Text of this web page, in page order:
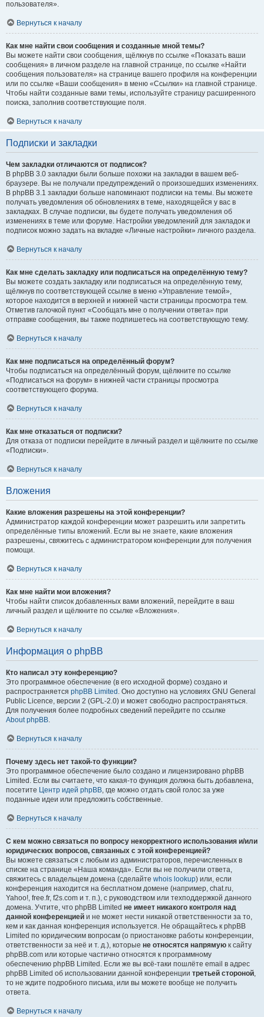
пользователя».
Вернуться к началу
Как мне найти свои сообщения и созданные мной темы?
Вы можете найти свои сообщения, щёлкнув по ссылке «Показать ваши
сообщения» в личном разделе на главной странице, по ссылке «Найти
сообщения пользователя» на странице вашего профиля на конференции
или по ссылке «Ваши сообщения» в меню «Ссылки» на главной странице.
Чтобы найти созданные вами темы, используйте страницу расширенного
поиска, заполнив соответствующие поля.
Вернуться к началу
Подписки и закладки
Чем закладки отличаются от подписок?
В phpBB 3.0 закладки были больше похожи на закладки в вашем веб-
браузере. Вы не получали предупреждений о произошедших изменениях.
В phpBB 3.1 закладки больше напоминают подписки на темы. Вы можете
получать уведомления об обновлениях в теме, находящейся у вас в
закладках. В случае подписки, вы будете получать уведомления об
изменениях в теме или форуме. Настройки уведомлений для закладок и
подписок можно задать на вкладке «Личные настройки» личного раздела.
Вернуться к началу
Как мне сделать закладку или подписаться на определённую тему?
Вы можете создать закладку или подписаться на определённую тему,
щёлкнув по соответствующей ссылке в меню «Управление темой»,
которое находится в верхней и нижней части страницы просмотра тем.
Отметив галочкой пункт «Сообщать мне о получении ответа» при
отправке сообщения, вы также подпишетесь на соответствующую тему.
Вернуться к началу
Как мне подписаться на определённый форум?
Чтобы подписаться на определённый форум, щёлкните по ссылке
«Подписаться на форум» в нижней части страницы просмотра
соответствующего форума.
Вернуться к началу
Как мне отказаться от подписки?
Для отказа от подписки перейдите в личный раздел и щёлкните по ссылке
«Подписки».
Вернуться к началу
Вложения
Какие вложения разрешены на этой конференции?
Администратор каждой конференции может разрешить или запретить
определённые типы вложений. Если вы не знаете, какие вложения
разрешены, свяжитесь с администратором конференции для получения
помощи.
Вернуться к началу
Как мне найти мои вложения?
Чтобы найти список добавленных вами вложений, перейдите в ваш
личный раздел и щёлкните по ссылке «Вложения».
Вернуться к началу
Информация о phpBB
Кто написал эту конференцию?
Это программное обеспечение (в его исходной форме) создано и
распространяется phpBB Limited . Оно доступно на условиях GNU General
Public Licence, версии 2 (GPL-2.0) и может свободно распространяться.
Для получения более подробных сведений перейдите по ссылке
About phpBB.
Вернуться к началу
Почему здесь нет такой-то функции?
Это программное обеспечение было создано и лицензировано phpBB
Limited. Если вы считаете, что какая-то функция должна быть добавлена,
посетите Центр идей phpBB, где можно отдать свой голос за уже
поданные идеи или предложить собственные.
Вернуться к началу
С кем можно связаться по вопросу некорректного использования и/или
юридических вопросов, связанных с этой конференцией?
Вы можете связаться с любым из администраторов, перечисленных в
списке на странице «Наша команда». Если вы не получили ответа,
свяжитесь с владельцем домена (сделайте whois lookup) или, если
конференция находится на бесплатном домене (например, chat.ru,
Yahoo!, free.fr, f2s.com и т. п.), с руководством или техподдержкой данного
домена. Учтите, что phpBB Limited не имеет никакого контроля над
данной конференцией и не может нести никакой ответственности за то,
кем и как данная конференция используется. Не обращайтесь к phpBB
Limited по юридическим вопросам (о приостановке работы конференции,
ответственности за неё и т. д.), которые не относятся напрямую к сайту
phpBB.com или которые частично относятся к программному
обеспечению phpBB Limited. Если же вы всё-таки пошлёте email в адрес
phpBB Limited об использовании данной конференции третьей стороной,
то не ждите подробного письма, или вы можете вообще не получить
ответа.
Вернуться к началу